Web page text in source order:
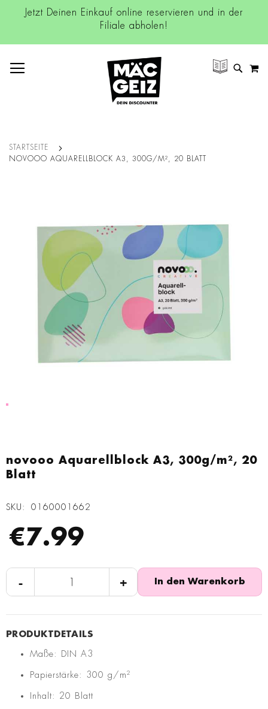
Jetzt Deinen Einkauf online reservieren und in der
Filiale abholen!
SUCHE
STARTSEITE
NOVOOO AQUARELLBLOCK A3, 300G/M², 20 BLATT
novooo Aquarellblock A3, 300g/m², 20
Blatt
SKU 0160001662
€7.99
- + In den Warenkorb
Maße: DIN A3
Papierstärke: 300 g/m²
Inhalt: 20 Blatt
Anfang
der